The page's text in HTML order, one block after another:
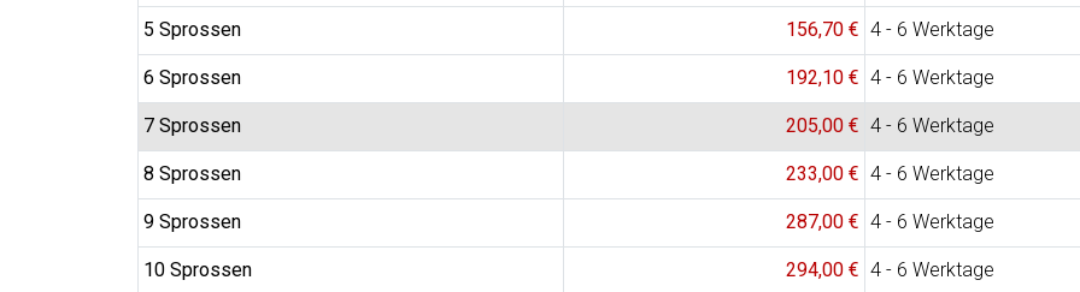
5 Sprossen 156,70 € 4 - 6 Werktage
6 Sprossen 192,10 € 4 - 6 Werktage
7 Sprossen 205,00 € 4 - 6 Werktage
8 Sprossen 233,00 € 4 - 6 Werktage
9 Sprossen 287,00 € 4 - 6 Werktage
10 Sprossen 294,00 € 4 - 6 Werktage